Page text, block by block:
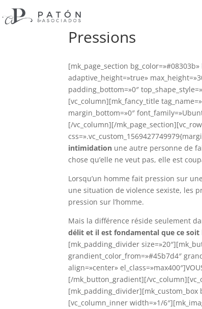
Pressions
[mk_page_section
adaptive_height=»true»
padding_bottom=»0″
[vc_column][mk_fancy_title
margin_bottom=»0″
[/vc_column][/
intimidation une autre personne de
chose qu’elle ne veut pas, elle est
Lorsqu’un homme fait pression sur
une situation de violence sexiste, les
pression sur l’homme.
Mais la différence réside seulement
délit et il est fondamental que ce
[mk_padding_divider
grandient_color_from=»#45b7d4″
align=»center» el_class=»max400″]VOUS
[/mk_button_gradient][/
[mk_padding_divider][mk_custom_box
[vc_column_inner width=»1/